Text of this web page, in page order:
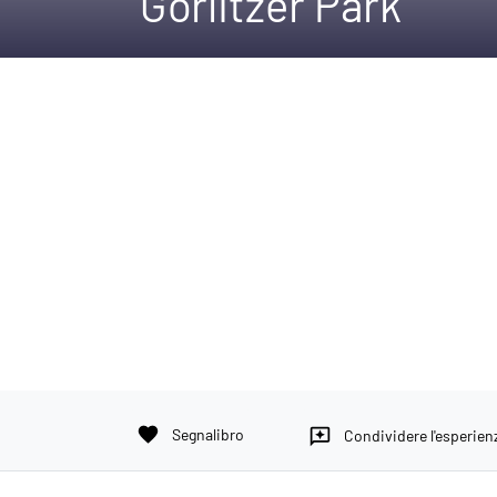
favorite Segnalibro reviews Condividere